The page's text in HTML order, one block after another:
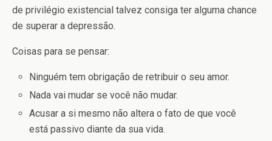
de privilégio existencial talvez consiga ter alguma chance
de superar a depressão.
Coisas para se pensar:
Ninguém tem obrigação de retribuir o seu amor.
Nada vai mudar se você não mudar.
Acusar a si mesmo não altera o fato de que você
está passivo diante da sua vida.